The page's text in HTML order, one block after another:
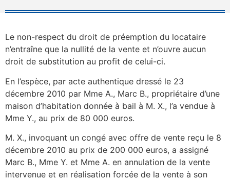
Le non-respect du droit de préemption du locataire
n’entraîne que la nullité de la vente et n’ouvre aucun
droit de substitution au profit de celui-ci.
En l’espèce, par acte authentique dressé le 23
décembre 2010 par Mme A., Marc B., propriétaire d’une
maison d’habitation donnée à bail à M. X., l’a vendue à
Mme Y., au prix de 80 000 euros.
M. X., invoquant un congé avec offre de vente reçu le 8
décembre 2010 au prix de 200 000 euros, a assigné
Marc B., Mme Y. et Mme A. en annulation de la vente
intervenue et en réalisation forcée de la vente à son